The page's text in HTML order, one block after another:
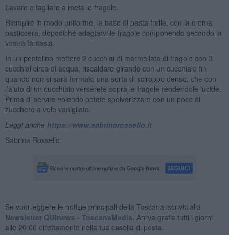
Lavare e tagliare a metà le fragole.
Riempire in modo uniforme, la base di pasta frolla, con la crema
pasticcera, dopodiché adagiarvi le fragole componendo secondo la
vostra fantasia.
In un pentolino mettere 2 cucchiai di marmellata di fragole con 3
cucchiai circa di acqua, riscaldare girando con un cucchiaio fin
quando non si sarà formato una sorta di sciroppo denso, che con
l’aiuto di un cucchiaio verserete sopra le fragole rendendole lucide.
Prima di servire volendo potete spolverizzare con un poco di
zucchero a velo vanigliato.
Leggi anche https://www.sabrinarossello.it
Sabrina Rossello
Se vuoi leggere le notizie principali della Toscana iscriviti alla
Newsletter QUInews - ToscanaMedia. Arriva gratis tutti i giorni
alle 20:00 direttamente nella tua casella di posta.